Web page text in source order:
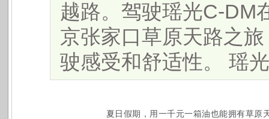
越路。驾驶瑶光C-DM
京张家口草原天路之
驶感受和舒适性。 瑶
夏日假期，用一千元一箱油也能拥有草